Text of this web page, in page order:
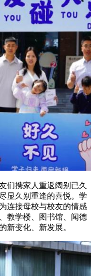
们携家人重返阔别已久
显久别重逢的喜悦。学
连接母校与校友的情感
教学楼、图书馆、闻德
新变化、新发展。